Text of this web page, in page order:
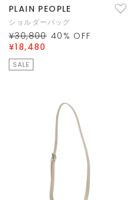
PLAIN PEOPLE
ショルダーバッグ
¥30,800 40 % OFF
¥18,480
SALE